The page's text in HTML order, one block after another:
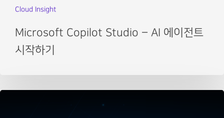
Cloud Insight
Microsoft Copilot Studio – AI 에이전트
시작하기